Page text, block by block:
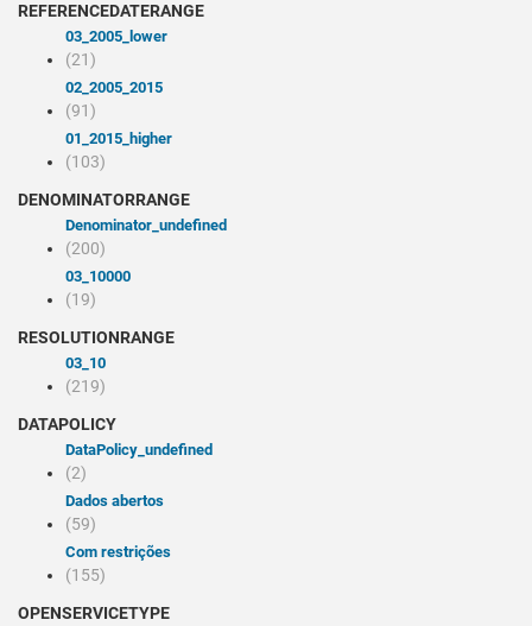
REFERENCEDATERANGE
03_2005_lower
(21)
02_2005_2015
(91)
01_2015_higher
(103)
DENOMINATORRANGE
denominator_undefined
(200)
03_10000
(19)
RESOLUTIONRANGE
03_10
(219)
DATAPOLICY
dataPolicy_undefined
(2)
Dados abertos
(59)
Com restrições
(155)
OPENSERVICETYPE